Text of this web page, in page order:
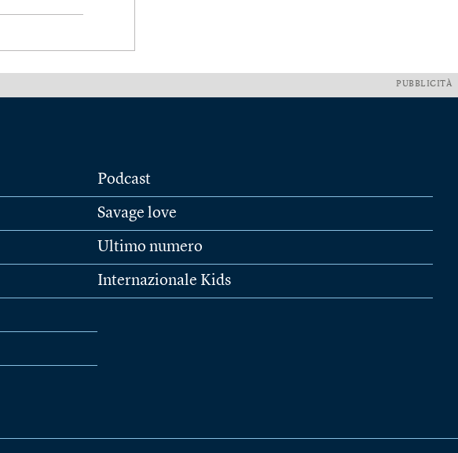
PUBBLICITÀ
Podcast
Savage love
Ultimo numero
Internazionale Kids